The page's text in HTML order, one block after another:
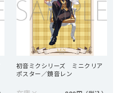
初音ミクシリーズ ミニクリア
ポスター／鏡音レン